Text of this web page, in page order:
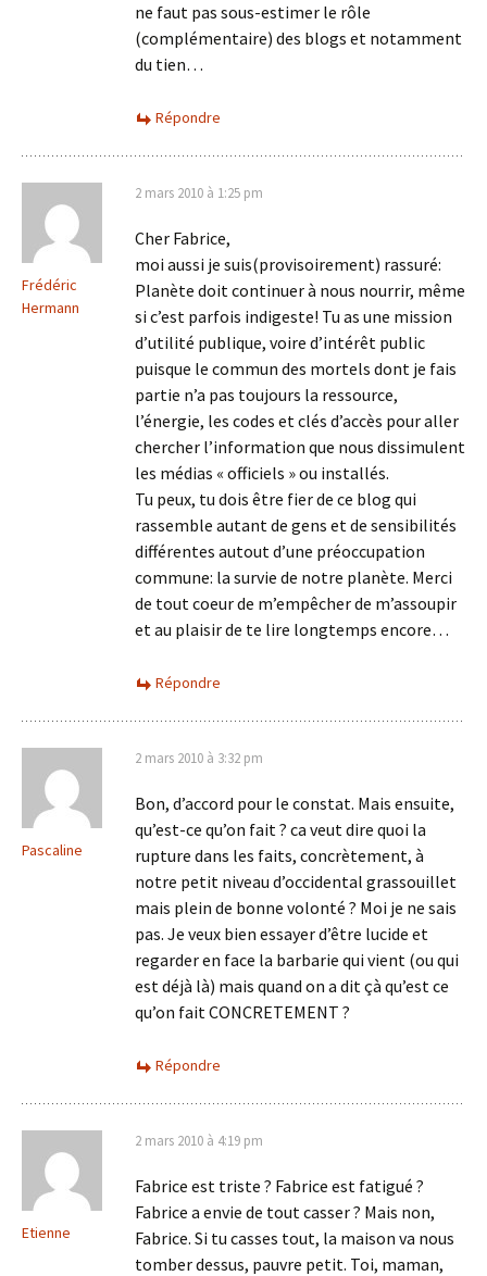
ne faut pas sous-estimer le rôle
(complémentaire) des blogs et notamment
du tien…
Répondre
Frédéric
Hermann
2 mars 2010 à 1:25 pm
Cher Fabrice,
moi aussi je suis(provisoirement) rassuré:
Planète doit continuer à nous nourrir, même
si c’est parfois indigeste! Tu as une mission
d’utilité publique, voire d’intérêt public
puisque le commun des mortels dont je fais
partie n’a pas toujours la ressource,
l’énergie, les codes et clés d’accès pour aller
chercher l’information que nous dissimulent
les médias « officiels » ou installés.
Tu peux, tu dois être fier de ce blog qui
rassemble autant de gens et de sensibilités
différentes autout d’une préoccupation
commune: la survie de notre planète. Merci
de tout coeur de m’empêcher de m’assoupir
et au plaisir de te lire longtemps encore…
Répondre
Pascaline
2 mars 2010 à 3:32 pm
Bon, d’accord pour le constat. Mais ensuite,
qu’est-ce qu’on fait ? ca veut dire quoi la
rupture dans les faits, concrètement, à
notre petit niveau d’occidental grassouillet
mais plein de bonne volonté ? Moi je ne sais
pas. Je veux bien essayer d’être lucide et
regarder en face la barbarie qui vient (ou qui
est déjà là) mais quand on a dit çà qu’est ce
qu’on fait CONCRETEMENT ?
Répondre
Etienne
2 mars 2010 à 4:19 pm
Fabrice est triste ? Fabrice est fatigué ?
Fabrice a envie de tout casser ? Mais non,
Fabrice. Si tu casses tout, la maison va nous
tomber dessus, pauvre petit. Toi, maman,